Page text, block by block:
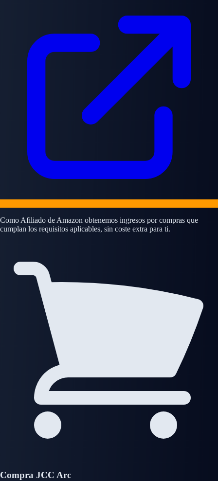
Como Afiliado de Amazon obtenemos ingresos por compras que
cumplan los requisitos aplicables, sin coste extra para ti.
Compra JCC Arc